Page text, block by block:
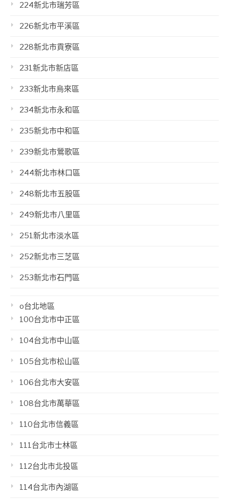
224新北市瑞芳區
226新北市平溪區
228新北市貢寮區
231新北市新店區
233新北市烏來區
234新北市永和區
235新北市中和區
239新北市鶯歌區
244新北市林口區
248新北市五股區
249新北市八里區
251新北市淡水區
252新北市三芝區
253新北市石門區
o台北地區
100台北市中正區
104台北市中山區
105台北市松山區
106台北市大安區
108台北市萬華區
110台北市信義區
111台北市士林區
112台北市北投區
114台北市內湖區